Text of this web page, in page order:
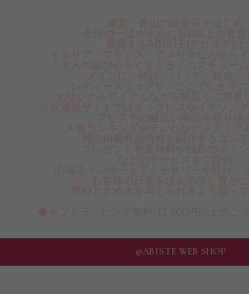
©ABISTE WEB SHOP